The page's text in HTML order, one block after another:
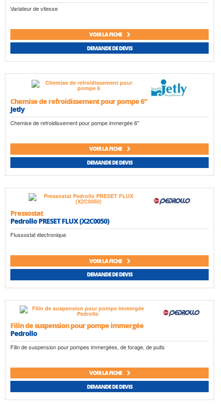
Variateur de vitesse
VOIR LA FICHE
DEMANDE DE DEVIS
Chemise de refroidissement pour pompe 6"
Jetly
Chemise de refroidissement pour pompe immergée 6"
VOIR LA FICHE
DEMANDE DE DEVIS
Pressostat
Pedrollo PRESET FLUX (X2C0050)
Flussostat électronique
VOIR LA FICHE
DEMANDE DE DEVIS
Filin de suspension pour pompe immergée
Pedrollo
Filin de suspension pour pompes immergées, de forage, de puits
VOIR LA FICHE
DEMANDE DE DEVIS